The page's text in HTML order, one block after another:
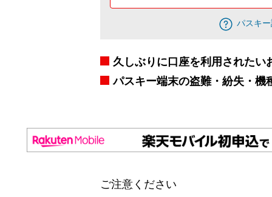
パスキ
久しぶりに口座を利用されたい
パスキー端末の盗難・紛失・機
ご注意ください